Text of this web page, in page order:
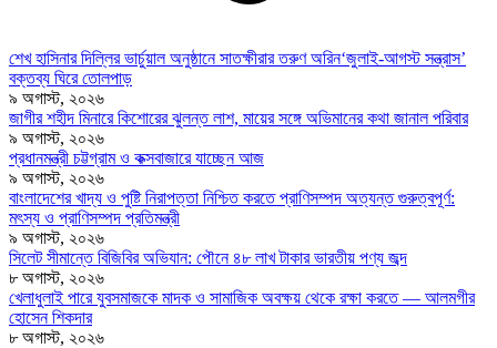
শেখ হাসিনার দিল্লির ভার্চুয়াল অনুষ্ঠানে সাতক্ষীরার তরুণ অরিন‘জুলাই-আগস্ট সন্ত্রাস’
বক্তব্য ঘিরে তোলপাড়
৯ অগাস্ট, ২০২৬
জাগীর শহীদ মিনারে কিশোরের ঝুলন্ত লাশ, মায়ের সঙ্গে অভিমানের কথা জানাল পরিবার
৯ অগাস্ট, ২০২৬
প্রধানমন্ত্রী চট্টগ্রাম ও কক্সবাজারে যাচ্ছেন আজ
৯ অগাস্ট, ২০২৬
বাংলাদেশের খাদ্য ও পুষ্টি নিরাপত্তা নিশ্চিত করতে প্রাণিসম্পদ অত্যন্ত গুরুত্বপূর্ণ:
মৎস্য ও প্রাণিসম্পদ প্রতিমন্ত্রী
৯ অগাস্ট, ২০২৬
সিলেট সীমান্তে বিজিবির অভিযান: পৌনে ৪৮ লাখ টাকার ভারতীয় পণ্য জব্দ
৮ অগাস্ট, ২০২৬
খেলাধুলাই পারে যুবসমাজকে মাদক ও সামাজিক অবক্ষয় থেকে রক্ষা করতে — আলমগীর
হোসেন শিকদার
৮ অগাস্ট, ২০২৬